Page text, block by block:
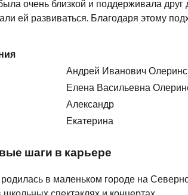
очень близкой и поддерживала друг
ей развиваться. Благодаря этому
Андрей Иванович
Елена Васильевна
Александр
Екатерина
шаги в карьере
в маленьком городе на